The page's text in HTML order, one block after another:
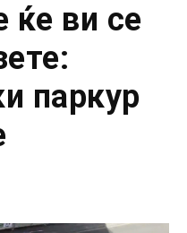
ќе ви се
паркур